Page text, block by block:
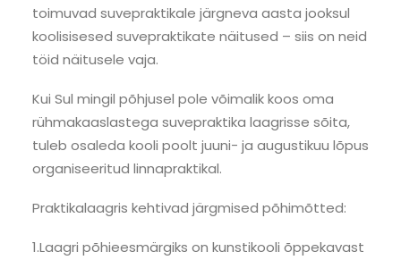
toimuvad suvepraktikale järgneva aasta jooksul
koolisisesed suvepraktikate näitused – siis on neid
töid näitusele vaja.
Kui Sul mingil põhjusel pole võimalik koos oma
rühmakaaslastega suvepraktika laagrisse sõita,
tuleb osaleda kooli poolt juuni- ja augustikuu lõpus
organiseeritud linnapraktikal.
Praktikalaagris kehtivad järgmised põhimõtted:
1.Laagri põhieesmärgiks on kunstikooli õppekavast